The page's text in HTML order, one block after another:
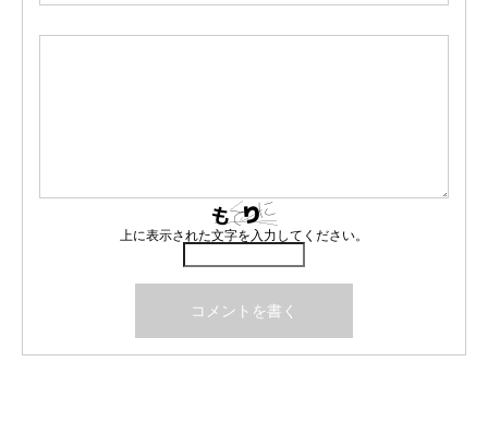
上に表示された文字を入力してください。